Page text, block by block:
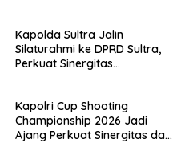
Kapolda Sultra Jalin
Silaturahmi ke DPRD Sultra,
Perkuat Sinergitas
Kapolri Cup Shooting
Championship 2026 Jadi
Ajang Perkuat Sinergitas dan